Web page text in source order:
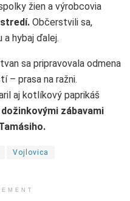
žien a výrobcovia
Občerstvili sa,
hybaj ďalej.
sa pripravovala odmena
– prasa na ražni.
aj kotlíkový paprikáš
zábavami
Vojlovica